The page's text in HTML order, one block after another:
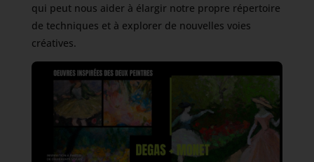
qui peut nous aider à élargir notre propre répertoire
de techniques et à explorer de nouvelles voies
créatives.